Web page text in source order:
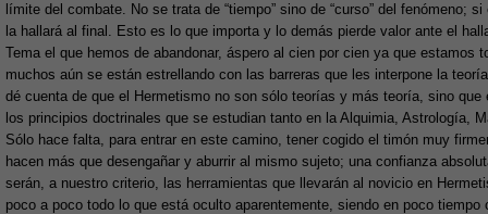
límite del combate. No se trata de “tiempo” sino de “curso” del
la hallará al final. Esto es lo que importa y lo demás pierde valor ante el
Tema el que hemos de abandonar, áspero al cien por cien ya que
muchos aún se están estrellando con las barreras que les interpone la
dé cuenta de que el Hermetismo no son sólo teorías y más teoría, sino
los principios doctrinales que se estudian tanto en la Alquimia, Astrología,
Sólo hace falta, para entrar en este camino, tener cogido el timón muy
hacen más que desengañar y aburrir al mismo sujeto; una confianza
serán, a nuestro criterio, las herramientas que llevarán al novicio en
poco a poco todo lo que está oculto aparentemente, siendo en poco